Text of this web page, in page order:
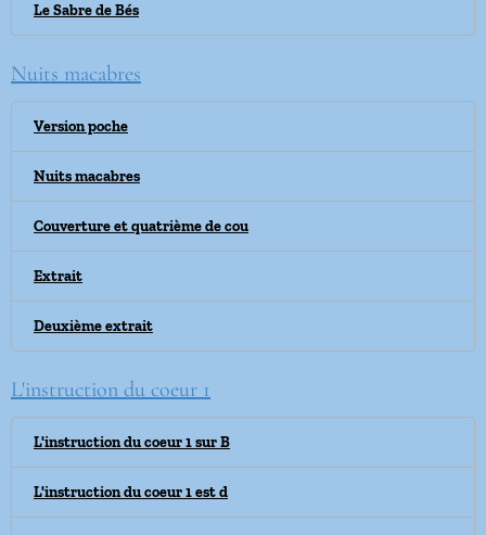
Le Sabre de Bés
Nuits macabres
Version poche
Nuits macabres
Couverture et quatrième de cou
Extrait
Deuxième extrait
L'instruction du coeur 1
L'instruction du coeur 1 sur B
L'instruction du coeur 1 est d